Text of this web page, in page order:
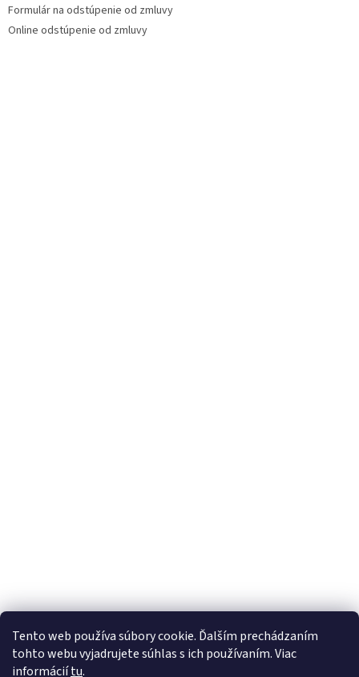
Tento web používa súbory cookie. Ďalším prechádzaním
tohto webu vyjadrujete súhlas s ich používaním. Viac
informáciítu.
Formulár na odstúpenie od zmluvy
Online odstúpenie od zmluvy